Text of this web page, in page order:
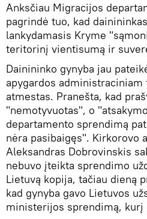
Anksčiau Migracijos
pagrindė tuo, kad
lankydamasis Kryme
teritorinį vientisumą ir
Dainininko gynyba jau
apygardos
atmestas. Pranešta, kad
"nemotyvuotas", o
departamento sprendimą
nėra pasibaigęs". Kirkorovo
Aleksandras Dobrovinskis
nebuvo įteikta sprendimo
Lietuvą kopija, tačiau dieną
kad gynyba gavo Lietuvos
ministerijos sprendimą,